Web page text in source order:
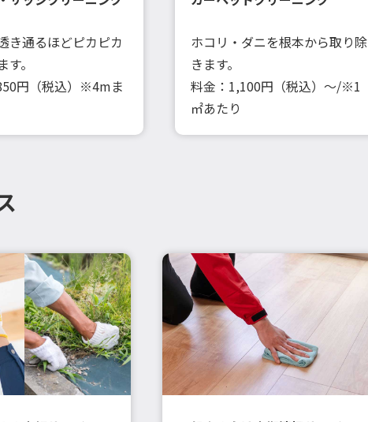
き通るほどピカピカ
。
円（税込）※4mま
ホコリ・ダニを根本から取り除
きます。
料金：1,100円（税込）～/※1
㎡あたり